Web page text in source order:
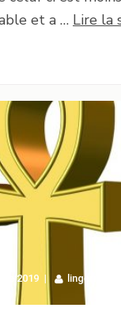
et a … Lire la
2019